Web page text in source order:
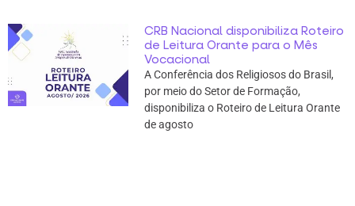
CRB Nacional disponibiliza Roteiro
de Leitura Orante para o Mês
Vocacional
A Conferência dos Religiosos do Brasil,
por meio do Setor de Formação,
disponibiliza o Roteiro de Leitura Orante
de agosto